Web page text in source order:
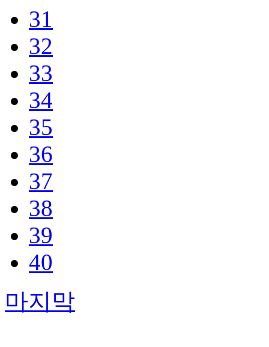
31
32
33
34
35
36
37
38
39
40
마지막